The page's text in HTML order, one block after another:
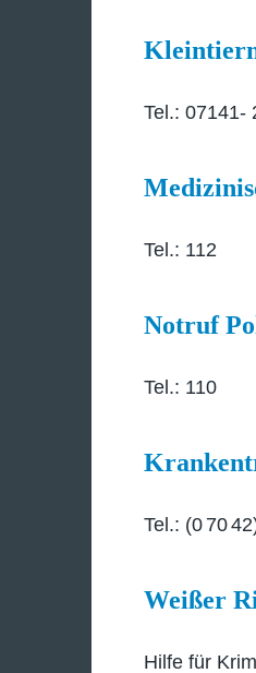
Tel.: 07141-
Tel.: 112
Notruf
Tel.: 110
Tel.: (0 70
Weißer
Hilfe für